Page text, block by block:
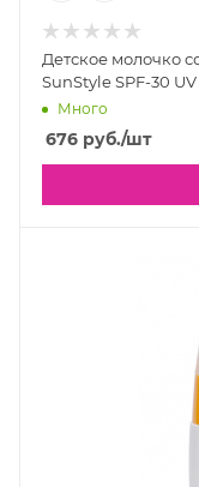
Детское молочко
SunStyle SPF-30
Много
676 руб./шт